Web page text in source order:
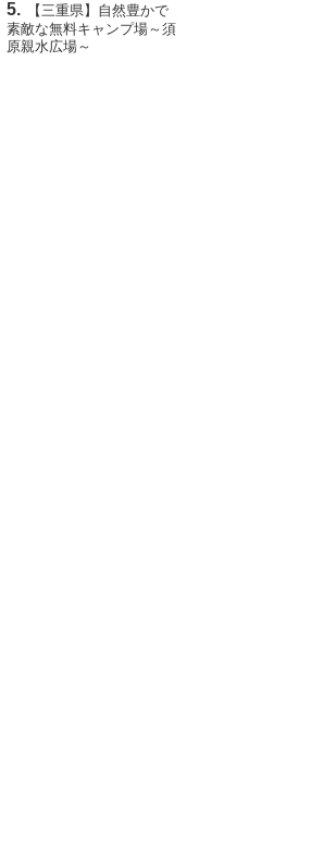
【三重県】自然豊かで
素敵な無料キャンプ場～須
原親水広場～